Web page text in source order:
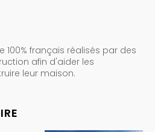
100% français réalisés par des
afin d'aider les
leur maison.